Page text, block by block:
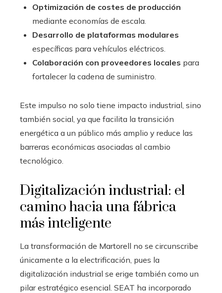
Optimización de costes de producción
mediante economías de escala.
Desarrollo de plataformas modulares
específicas para vehículos eléctricos.
Colaboración con proveedores locales para
fortalecer la cadena de suministro.
Este impulso no solo tiene impacto industrial, sino
también social, ya que facilita la transición
energética a un público más amplio y reduce las
barreras económicas asociadas al cambio
tecnológico.
Digitalización industrial: el
camino hacia una fábrica
más inteligente
La transformación de Martorell no se circunscribe
únicamente a la electrificación, pues la
digitalización industrial se erige también como un
pilar estratégico esencial. SEAT ha incorporado